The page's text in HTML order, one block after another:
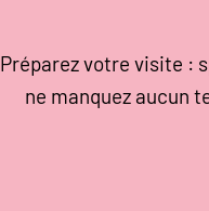
Préparez votre visite :
ne manquez aucun